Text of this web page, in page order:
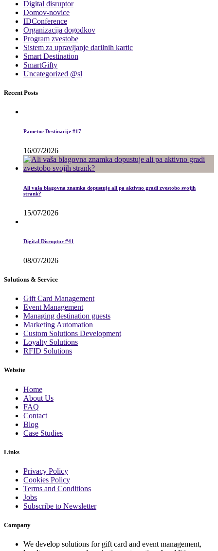
Digital disruptor
Domov-novice
IDConference
Organizacija dogodkov
Program zvestobe
Sistem za upravljanje darilnih kartic
Smart Destination
SmartGifty
Uncategorized @sl
Recent Posts
Pametne Destinacije #17
16/07/2026
Ali vaša blagovna znamka dopustuje ali pa aktivno gradi zvestobo svojih
strank?
15/07/2026
Digital Disruptor #41
08/07/2026
Solutions & Service
Gift Card Management
Event Management
Managing destination guests
Marketing Automation
Custom Solutions Development
Loyalty Solutions
RFID Solutions
Website
Home
About Us
FAQ
Contact
Blog
Case Studies
Links
Privacy Policy
Cookies Policy
Terms and Conditions
Jobs
Subscribe to Newsletter
Company
We develop solutions for gift card and event management,